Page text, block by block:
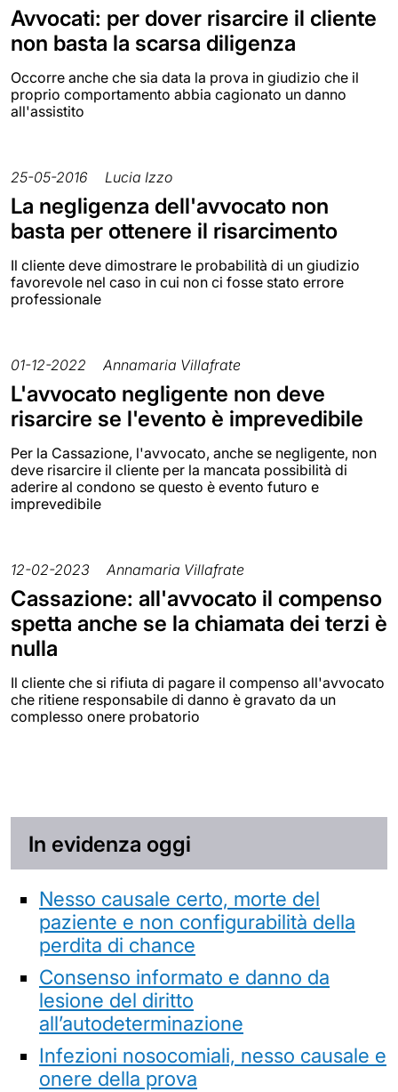
Avvocati: per dover risarcire il cliente
non basta la scarsa diligenza
Occorre anche che sia data la prova in giudizio che il
proprio comportamento abbia cagionato un danno
all'assistito
25-05-2016 Lucia Izzo
La negligenza dell'avvocato non
basta per ottenere il risarcimento
Il cliente deve dimostrare le probabilità di un giudizio
favorevole nel caso in cui non ci fosse stato errore
professionale
01-12-2022 Annamaria Villafrate
L'avvocato negligente non deve
risarcire se l'evento è imprevedibile
Per la Cassazione, l'avvocato, anche se negligente, non
deve risarcire il cliente per la mancata possibilità di
aderire al condono se questo è evento futuro e
imprevedibile
12-02-2023 Annamaria Villafrate
Cassazione: all'avvocato il compenso
spetta anche se la chiamata dei terzi è
nulla
Il cliente che si rifiuta di pagare il compenso all'avvocato
che ritiene responsabile di danno è gravato da un
complesso onere probatorio
In evidenza oggi
Nesso causale certo, morte del
paziente e non configurabilità della
perdita di chance
Consenso informato e danno da
lesione del diritto
all’autodeterminazione
Infezioni nosocomiali, nesso causale e
onere della prova